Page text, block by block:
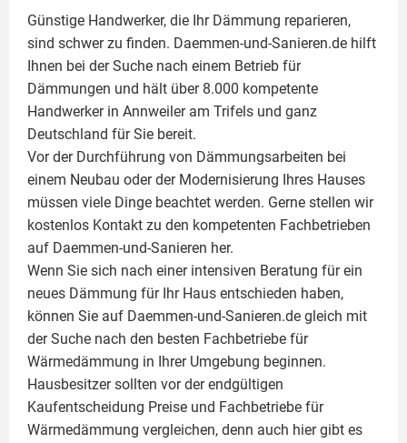
Günstige Handwerker, die Ihr Dämmung reparieren,
sind schwer zu finden. Daemmen-und-Sanieren.de hilft
Ihnen bei der Suche nach einem Betrieb für
Dämmungen und hält über 8.000 kompetente
Handwerker in Annweiler am Trifels und ganz
Deutschland für Sie bereit.
Vor der Durchführung von Dämmungsarbeiten bei
einem Neubau oder der Modernisierung Ihres Hauses
müssen viele Dinge beachtet werden. Gerne stellen wir
kostenlos Kontakt zu den kompetenten Fachbetrieben
auf Daemmen-und-Sanieren her.
Wenn Sie sich nach einer intensiven Beratung für ein
neues Dämmung für Ihr Haus entschieden haben,
können Sie auf Daemmen-und-Sanieren.de gleich mit
der Suche nach den besten Fachbetriebe für
Wärmedämmung in Ihrer Umgebung beginnen.
Hausbesitzer sollten vor der endgültigen
Kaufentscheidung Preise und Fachbetriebe für
Wärmedämmung vergleichen, denn auch hier gibt es